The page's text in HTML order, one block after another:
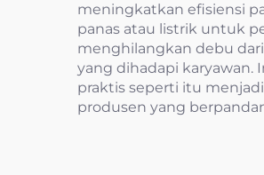
meningkatkan efisiensi
panas atau listrik untuk
menghilangkan debu
yang dihadapi karyawan.
praktis seperti itu
produsen yang